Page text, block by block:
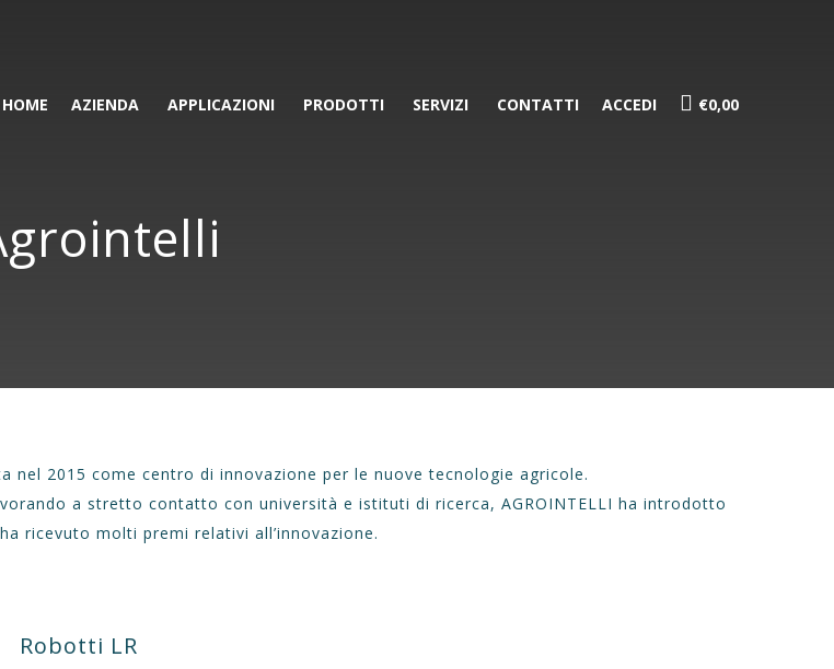
HOME AZIENDA APPLICAZIONI PRODOTTI SERVIZI CONTATTI ACCEDI €0,00
nel 2015 come centro di innovazione per le nuove tecnologie agricole.
a stretto contatto con università e istituti di ricerca, AGROINTELLI ha introdotto
ricevuto molti premi relativi all’innovazione.
Robotti LR